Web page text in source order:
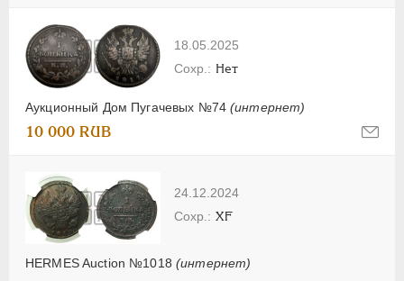
18.05.2025
Аукционный Дом Пугачевых №74(интернет)
Нет
10 000 RUB
24.12.2024
HERMES Auction №1018 (интернет)
XF